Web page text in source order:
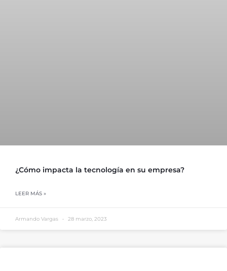
¿Cómo impacta la tecnología en su empresa?
LEER MÁS »
Armando Vargas 28 marzo, 2023